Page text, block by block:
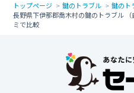
トップページ 鍵のトラブル
鍵のト
長野県下伊那郡喬木村の鍵のトラブル
ミで比較